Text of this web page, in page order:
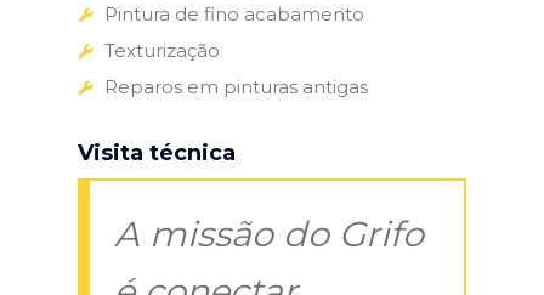
Pintura de fino acabamento
Texturização
Reparos em pinturas antigas
Visita técnica
A missão do Grifo